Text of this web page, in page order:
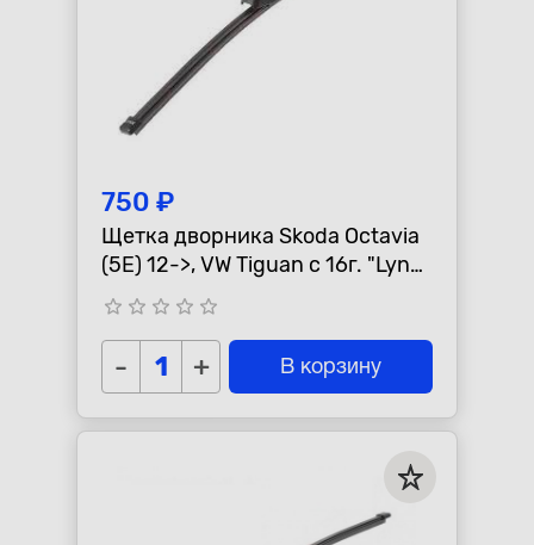
750 ₽
Щетка дворника Skoda Octavia
(5E) 12->, VW Tiguan с 16г. "Lynx"
задняя
star_border star_border star_border star_border star_border
- + В корзину